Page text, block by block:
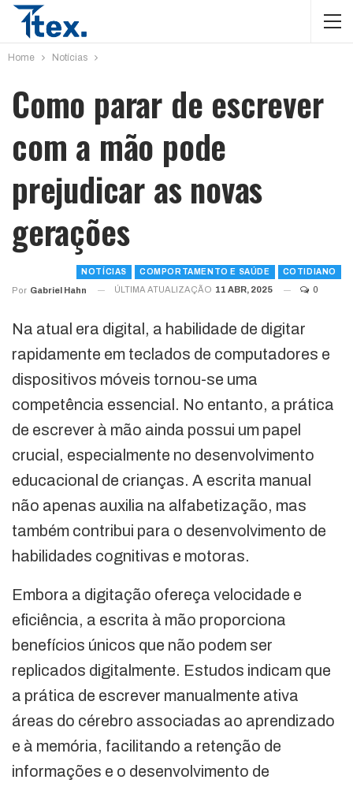
Home Notícias
Como parar de escrever
com a mão pode
prejudicar as novas
gerações
NOTÍCIAS COMPORTAMENTO E SAÚDE COTIDIANO
Por Gabriel Hahn ÚLTIMA ATUALIZAÇÃO 11 ABR, 2025 0
Na atual era digital, a habilidade de digitar
rapidamente em teclados de computadores e
dispositivos móveis tornou-se uma
competência essencial. No entanto, a prática
de escrever à mão ainda possui um papel
crucial, especialmente no desenvolvimento
educacional de crianças. A escrita manual
não apenas auxilia na alfabetização, mas
também contribui para o desenvolvimento de
habilidades cognitivas e motoras.
Embora a digitação ofereça velocidade e
eficiência, a escrita à mão proporciona
benefícios únicos que não podem ser
replicados digitalmente. Estudos indicam que
a prática de escrever manualmente ativa
áreas do cérebro associadas ao aprendizado
e à memória, facilitando a retenção de
informações e o desenvolvimento de